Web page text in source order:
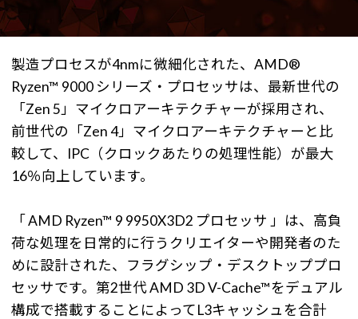
製造プロセスが4nmに微細化された、AMD®
Ryzen™ 9000 シリーズ・プロセッサは、最新世代の
「Zen 5」マイクロアーキテクチャーが採用され、
前世代の「Zen 4」マイクロアーキテクチャーと比
較して、IPC（クロックあたりの処理性能）が最大
16％向上しています。
「 AMD Ryzen™ 9 9950X3D2 プロセッサ 」は、高負
荷な処理を日常的に行うクリエイターや開発者のた
めに設計された、フラグシップ・デスクトッププロ
セッサです。第2世代 AMD 3D V-Cache™をデュアル
構成で搭載することによってL3キャッシュを合計